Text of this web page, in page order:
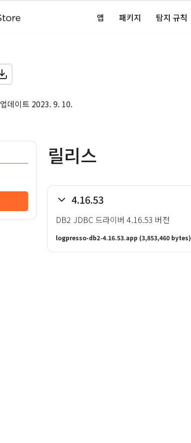
앱 패키지 탐지 규칙
업데이트 2023. 9. 10.
릴리스
4.16.53
DB2 JDBC 드라이버 4.16.53 버전
logpresso-db2-4.16.53.app (3,853,460 bytes)